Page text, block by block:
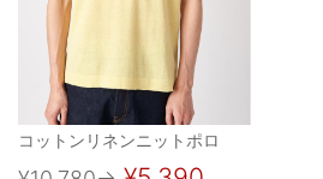
コットンリネンニットポロ